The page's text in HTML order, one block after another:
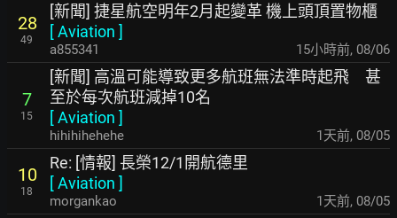
28
49
[新聞] 捷星航空明年2月起變革 機上頭頂置物櫃
[Aviation ]
a855341 15小時前, 08/06
7
15
[新聞] 高溫可能導致更多航班無法準時起飛 甚
至於每次航班減掉10名
[Aviation ]
hihihihehehe 1天前, 08/05
10
18
Re: [情報] 長榮12/1開航德里
[Aviation ]
morgankao 1天前, 08/05